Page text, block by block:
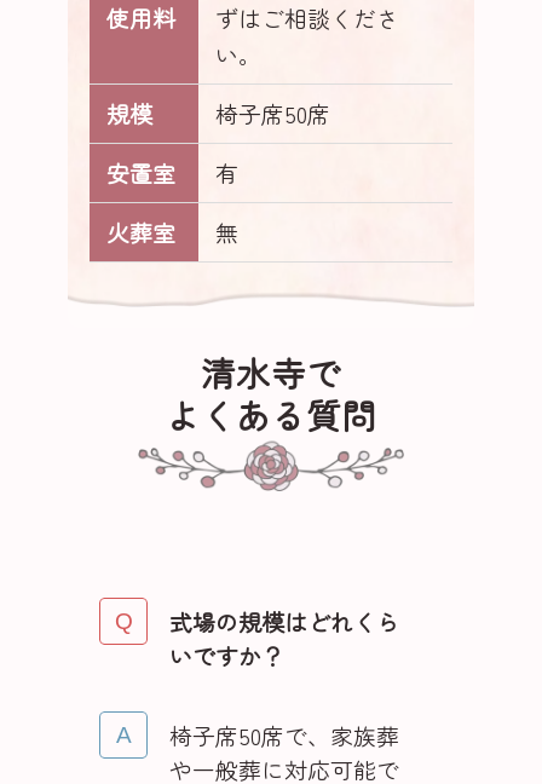
使用料
ずはご相談くださ
い。
規模
椅子席50席
安置室
有
火葬室
無
清水寺で
よくある質問
式場の規模はどれくら
いですか？
椅子席50席で、家族葬
や一般葬に対応可能で